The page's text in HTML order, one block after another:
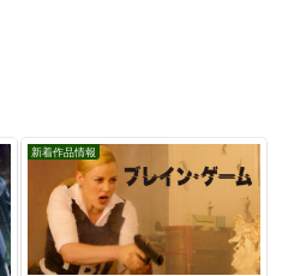
新着作品情報